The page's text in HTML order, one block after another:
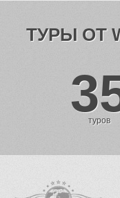
ТУРЫ ОТ
туров